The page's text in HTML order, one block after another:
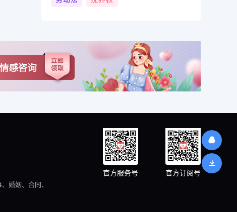
官方服务号 官方订阅号
婚姻、合同、